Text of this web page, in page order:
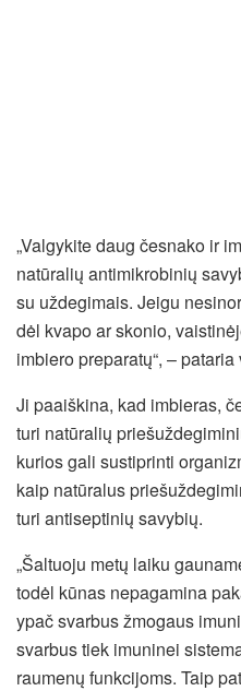
„Valgykite daug česnako ir
natūralių antimikrobinių
su uždegimais. Jeigu
dėl kvapo ar skonio,
imbiero preparatų“, –
Ji paaiškina, kad imbieras,
turi natūralių
kurios gali sustiprinti
kaip natūralus
turi antiseptinių savybių.
„Šaltuoju metų laiku
todėl kūnas nepagamina
ypač svarbus žmogaus
svarbus tiek imuninei
raumenų funkcijoms. Taip